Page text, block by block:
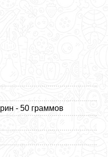
- 50 граммов